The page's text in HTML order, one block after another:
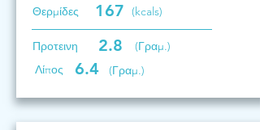
Θερμίδες 167 (kcals)
Προτεινη 2.8
(Γραμ.)
Λίπος
6.4 (Γραμ.)